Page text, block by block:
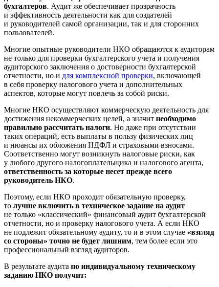
бухгалтеров. Аудит же обеспечивает прозрачность
и эффективность деятельности как для создателей
и руководителей самой организации, так и для сторонних
пользователей.
Многие опытные руководители НКО обращаются к аудиторам
не только для проверки бухгалтерского учета и получения
аудиторского заключения о достоверности бухгалтерской
отчетности, но и для комплексной проверки, включающей
в себя проверку налогового учета и дополнительных
аспектов, которые могут повлечь за собой риски.
Многие НКО осуществляют коммерческую деятельность для
достижения некоммерческих целей, а значит необходимо
правильно рассчитать налоги. Но даже при отсутствии
таких операций, есть выплаты в пользу физических лиц
и нюансы их обложения НДФЛ и страховыми взносами.
Соответственно могут возникнуть налоговые риски, как
у любого другого налогоплательщика и налогового агента,
ответственность за которые несет прежде всего
руководитель НКО.
Поэтому, если НКО проходит обязательную проверку,
то лучше включить в техническое задание на аудит
не только «классический» финансовый аудит бухгалтерской
отчетности, но и проверку налогового учета. А если НКО
не подлежит обязательному аудиту, то и в этом случае «взгляд
со стороны» точно не будет лишним, тем более если это
профессиональный взгляд аудиторов.
В результате аудита по индивидуальному техническому
заданию НКО получит: